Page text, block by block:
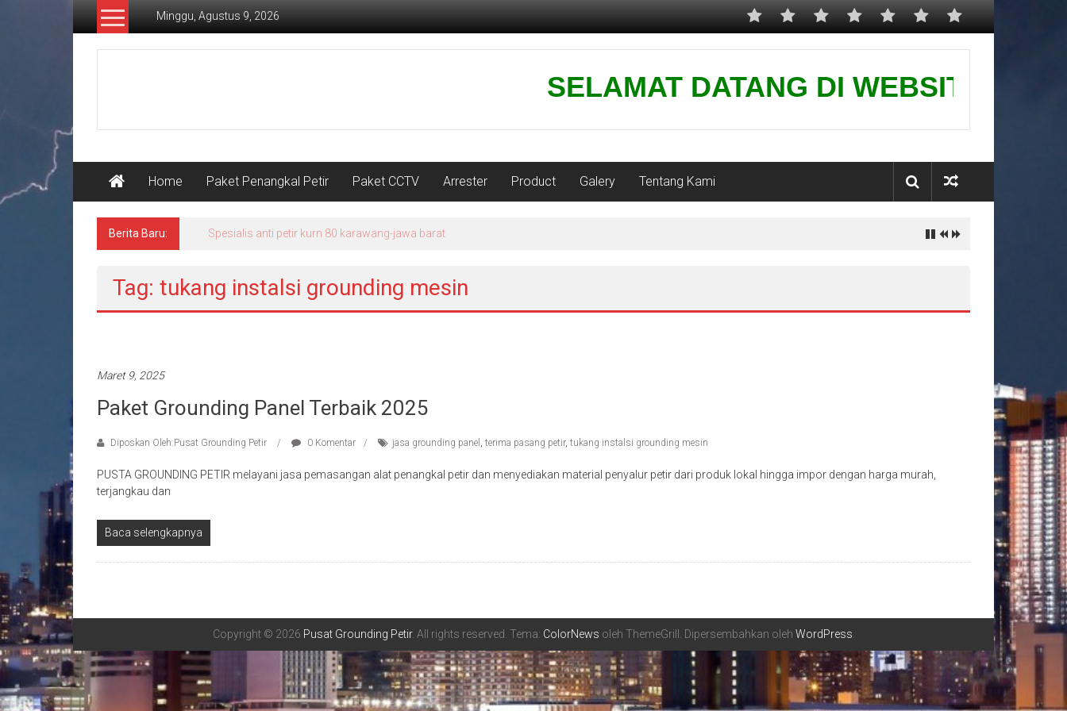
Lompat
Minggu, Agustus 9, 2026
Petir
SELAMAT DATANG DI WEBSITE
Home Paket Penangkal Petir Paket CCTV Arrester Product Galery Tentang Kami
Berita Baru: Spesialis anti petir kurn 80 karawang-jawa barat
Tag: tukang instalsi grounding mesin
Maret 9, 2025
Paket Grounding Panel Terbaik 2025
Diposkan Oleh:Pusat Grounding Petir 0 Komentar jasa grounding panel , terima pasang petir, tukang instalsi grounding mesin
PUSTA GROUNDING PETIR melayani jasa pemasangan alat penangkal petir dan menyediakan material penyalur petir dari produk lokal hingga impor dengan harga murah,
terjangkau dan
Baca selengkapnya
Copyright © 2026 Pusat Grounding Petir. All rights reserved. Tema: ColorNews oleh ThemeGrill. Dipersembahkan oleh WordPress